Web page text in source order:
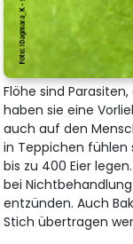
Flöhe sind
haben sie eine
auch auf den
in Teppichen fühlen
bis zu 400 Eier
bei
entzünden. Auch
Stich übertragen